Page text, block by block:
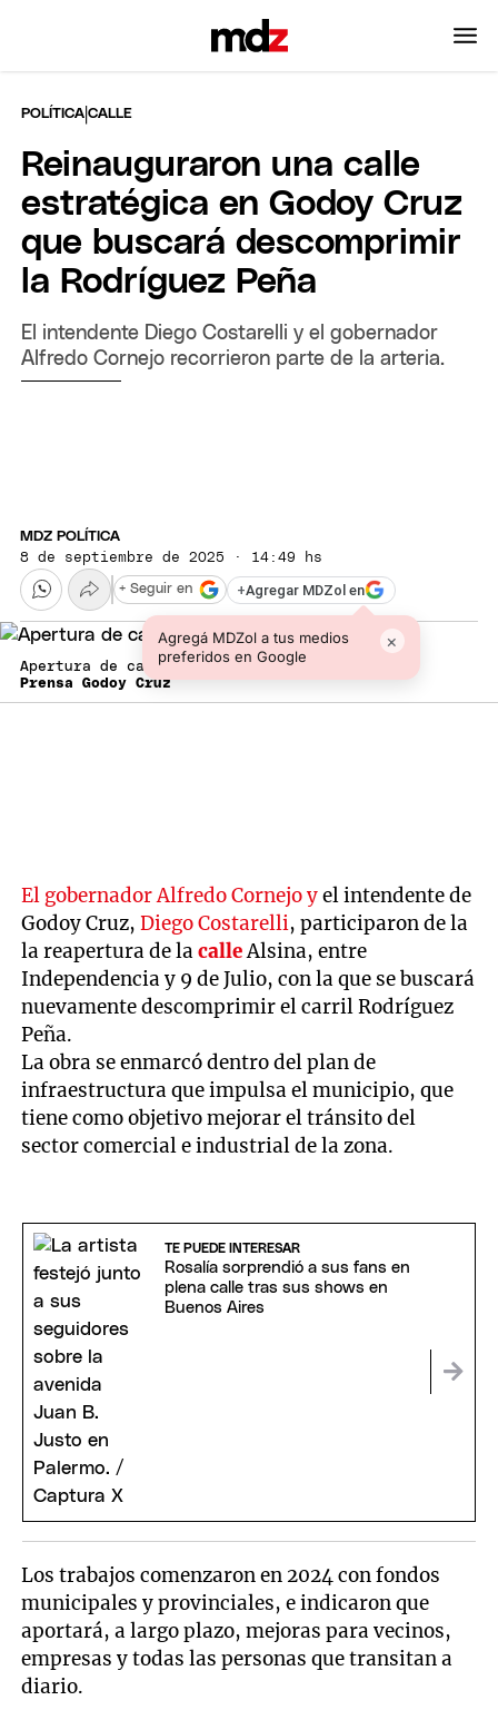
POLÍTICA |CALLE
Reinauguraron una calle
estratégica en Godoy Cruz
que buscará descomprimir
la Rodríguez Peña
El intendente Diego Costarelli y el gobernador
Alfredo Cornejo recorrieron parte de la arteria.
MDZ POLÍTICA
8 de septiembre de 2025 · 14:49 hs
+Agregar MDZol en
Agregá MDZol a tus medios
preferidos en Google
×
+ Seguir en
Apertura de calle Alsina en Godoy Cruz.
Prensa Godoy Cruz
El gobernador Alfredo Cornejo yel intendente de
Godoy Cruz,Diego Costarelli, participaron de la
la reapertura de lacalleAlsina, entre
Independencia y 9 de Julio, con la que se buscará
nuevamente descomprimir el carril Rodríguez
Peña.
La obra se enmarcó dentro del plan de
infraestructura que impulsa el municipio, que
tiene como objetivo mejorar el tránsito del
sector comercial e industrial de la zona.
TE PUEDE INTERESAR
Rosalía sorprendió a sus fans en
plena calle tras sus shows en
Buenos Aires
Los trabajos comenzaron en 2024 con fondos
municipales y provinciales, e indicaron que
aportará, a largo plazo, mejoras para vecinos,
empresas y todas las personas que transitan a
diario.